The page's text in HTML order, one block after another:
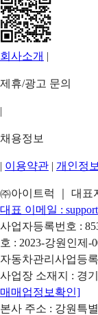
회사소개 |
제휴/광고 문의
|
채용정보
| 이용약관 | 개인정
㈜아이트럭 ｜ 대표
대표 이메일 :
사업자등록번호 :
호 : 2023-강원인제-
자동차관리사업등
사업장 소재지 : 경
매매업정보확인]
본사 주소 : 강원특